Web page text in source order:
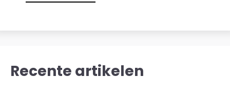
Recente artikelen